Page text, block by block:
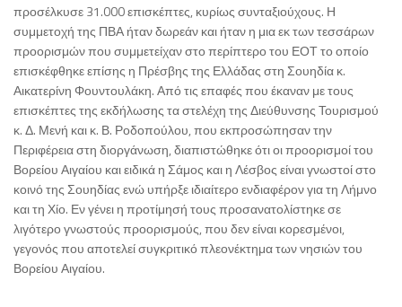
προσέλκυσε 31.000 επισκέπτες, κυρίως συνταξιούχους. Η
συμμετοχή της ΠΒΑ ήταν δωρεάν και ήταν η μια εκ των τεσσάρων
προορισμών που συμμετείχαν στο περίπτερο του ΕΟΤ το οποίο
επισκέφθηκε επίσης η Πρέσβης της Ελλάδας στη Σουηδία κ.
Αικατερίνη Φουντουλάκη. Από τις επαφές που έκαναν με τους
επισκέπτες της εκδήλωσης τα στελέχη της Διεύθυνσης Τουρισμού
κ. Δ. Μενή και κ. Β. Ροδοπούλου, που εκπροσώπησαν την
Περιφέρεια στη διοργάνωση, διαπιστώθηκε ότι οι προορισμοί του
Βορείου Αιγαίου και ειδικά η Σάμος και η Λέσβος είναι γνωστοί στο
κοινό της Σουηδίας ενώ υπήρξε ιδιαίτερο ενδιαφέρον για τη Λήμνο
και τη Χίο. Εν γένει η προτίμησή τους προσανατολίστηκε σε
λιγότερο γνωστούς προορισμούς, που δεν είναι κορεσμένοι,
γεγονός που αποτελεί συγκριτικό πλεονέκτημα των νησιών του
Βορείου Αιγαίου.